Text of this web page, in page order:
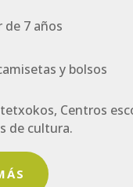
de 7 años
y bolsos
Centros
de cultura.